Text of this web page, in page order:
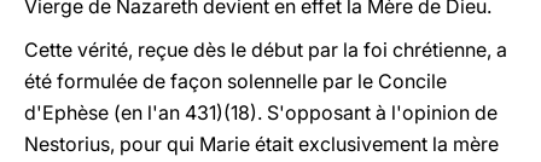
Vierge de Nazareth devient en effet la Mère de Dieu.
Cette vérité, reçue dès le début par la foi chrétienne, a
été formulée de façon solennelle par le Concile
d'Ephèse (en l'an 431)(18). S'opposant à l'opinion de
Nestorius, pour qui Marie était exclusivement la mère